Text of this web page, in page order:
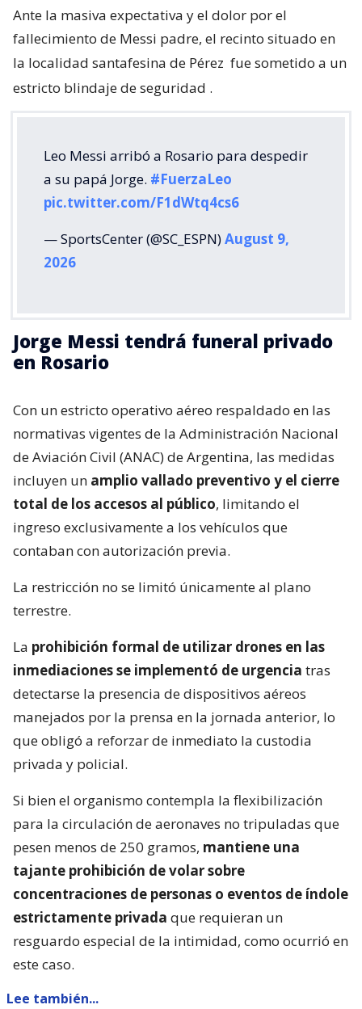
Ante la masiva expectativa y el dolor por el
fallecimiento de Messi padre, el recinto situado en
la localidad santafesina de Pérez fue sometido a un
estricto blindaje de seguridad .
Leo Messi arribó a Rosario para despedir
a su papá Jorge. #FuerzaLeo
pic.twitter.com/F1dWtq4cs6
— SportsCenter (@SC_ESPN)August 9,
2026
Jorge Messi tendrá funeral privado
en Rosario
Con un estricto operativo aéreo respaldado en las
normativas vigentes de la Administración Nacional
de Aviación Civil (ANAC) de Argentina, las medidas
incluyen un amplio vallado preventivo y el cierre
total de los accesos al público, limitando el
ingreso exclusivamente a los vehículos que
contaban con autorización previa.
La restricción no se limitó únicamente al plano
terrestre.
La prohibición formal de utilizar drones en las
inmediaciones se implementó de urgencia tras
detectarse la presencia de dispositivos aéreos
manejados por la prensa en la jornada anterior, lo
que obligó a reforzar de inmediato la custodia
privada y policial.
Si bien el organismo contempla la flexibilización
para la circulación de aeronaves no tripuladas que
pesen menos de 250 gramos, mantiene una
tajante prohibición de volar sobre
concentraciones de personas o eventos de índole
estrictamente privada que requieran un
resguardo especial de la intimidad, como ocurrió en
este caso.
Lee también...